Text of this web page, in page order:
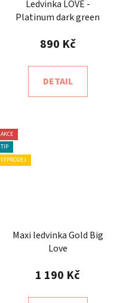
Ledvinka LOVE -
Platinum dark green
890 Kč
DETAIL
AKCE
TIP
VÝPRODEJ
Maxi ledvinka Gold Big
Love
1 190 Kč